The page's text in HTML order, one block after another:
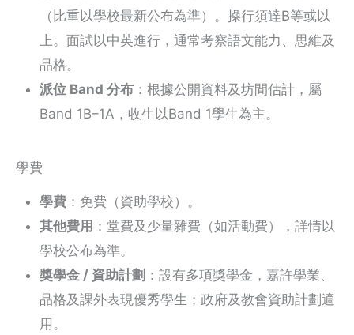
（比重以學校最新公布為準）。操行須達B等或以
上。面試以中英進行，通常考察語文能力、思維及
品格。
派位 Band 分布 ：根據公開資料及坊間估計，屬
Band 1B–1A，收生以Band 1學生為主。
學費
學費 ：免費（資助學校）。
其他費用 ：堂費及少量雜費（如活動費），詳情以
學校公布為準。
獎學金 / 資助計劃 ：設有多項獎學金，嘉許學業、
品格及課外表現優秀學生；政府及教會資助計劃適
用。